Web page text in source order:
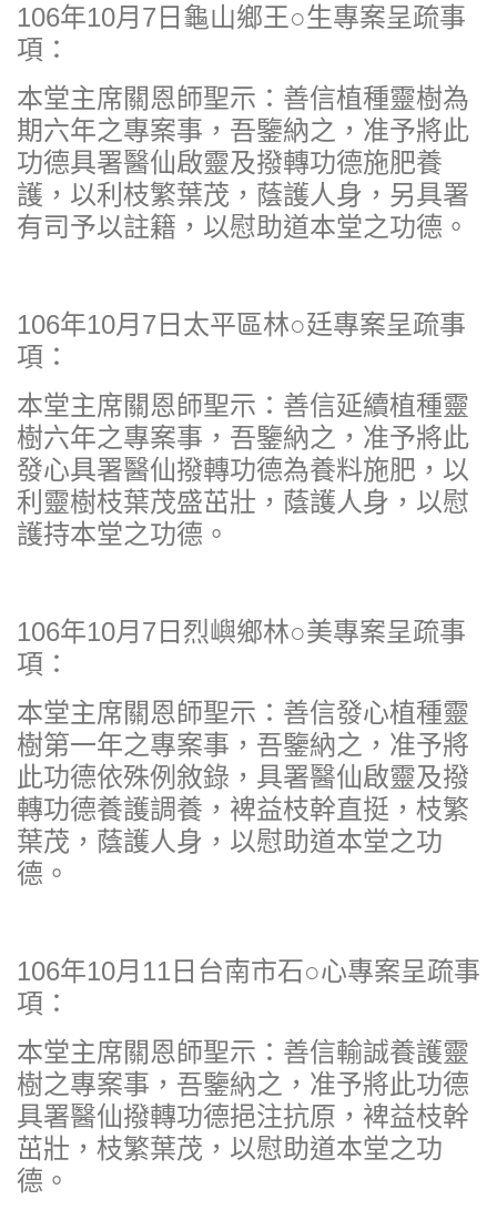
106年10月7日龜山鄉王○生專案呈疏事
項：
本堂主席關恩師聖示：善信植種靈樹為
期六年之專案事，吾鑒納之，准予將此
功德具署醫仙啟靈及撥轉功德施肥養
護，以利枝繁葉茂，蔭護人身，另具署
有司予以註籍，以慰助道本堂之功德。
106年10月7日太平區林○廷專案呈疏事
項：
本堂主席關恩師聖示：善信延續植種靈
樹六年之專案事，吾鑒納之，准予將此
發心具署醫仙撥轉功德為養料施肥，以
利靈樹枝葉茂盛茁壯，蔭護人身，以慰
護持本堂之功德。
106年10月7日烈嶼鄉林○美專案呈疏事
項：
本堂主席關恩師聖示：善信發心植種靈
樹第一年之專案事，吾鑒納之，准予將
此功德依殊例敘錄，具署醫仙啟靈及撥
轉功德養護調養，裨益枝幹直挺，枝繁
葉茂，蔭護人身，以慰助道本堂之功
德。
106年10月11日台南市石○心專案呈疏事
項：
本堂主席關恩師聖示：善信輸誠養護靈
樹之專案事，吾鑒納之，准予將此功德
具署醫仙撥轉功德挹注抗原，裨益枝幹
茁壯，枝繁葉茂，以慰助道本堂之功
德。